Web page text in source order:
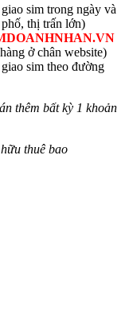
giao sim trong ngày và
thị trấn lớn)
ở chân website)
giao sim theo đường
thêm bất kỳ 1 khoản
thuê bao